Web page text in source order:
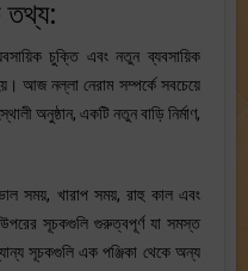
তথ্য:
চুক্তি এবং নতুন ব্যবসায়িক
আজ নল্লা নেরাম সম্পর্কে সবচেয়ে
অনুষ্ঠান, একটি নতুন বাড়ি নির্মাণ,
সময়, খারাপ সময়, রাহু কাল এবং
সূচকগুলি গুরুত্বপূর্ণ যা সমস্ত
সূচকগুলি এক পঞ্জিকা থেকে অন্য